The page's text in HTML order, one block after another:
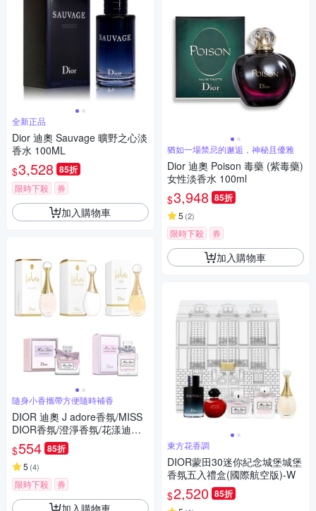
全新正品
Dior 迪奧 Sauvage 曠野之心淡
香水 100ML
$3,528 85折
限時下殺 券
加入購物車
隨身小香攜帶方便隨時補香
DIOR 迪奧 J adore香氛/MISS
DIOR香氛/澄淨香氛/花漾迪奧
淡香水 5ML/頂級金緻香精 3.5
ML 沾式小香 多款供選
$554 85折
5 (4)
限時下殺 券
加入購物車
猶如一場禁忌的邂逅，神秘且優雅
Dior 迪奧 Poison 毒藥 (紫毒藥)
女性淡香水 100ml
$3,948 85折
5 (2)
限時下殺 券
加入購物車
東方花香調
DIOR蒙田30迷你紀念城堡城堡
香氛五入禮盒(國際航空版)-W
$2,520 85折